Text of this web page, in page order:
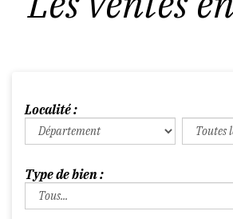
Localité :
Type de bien :